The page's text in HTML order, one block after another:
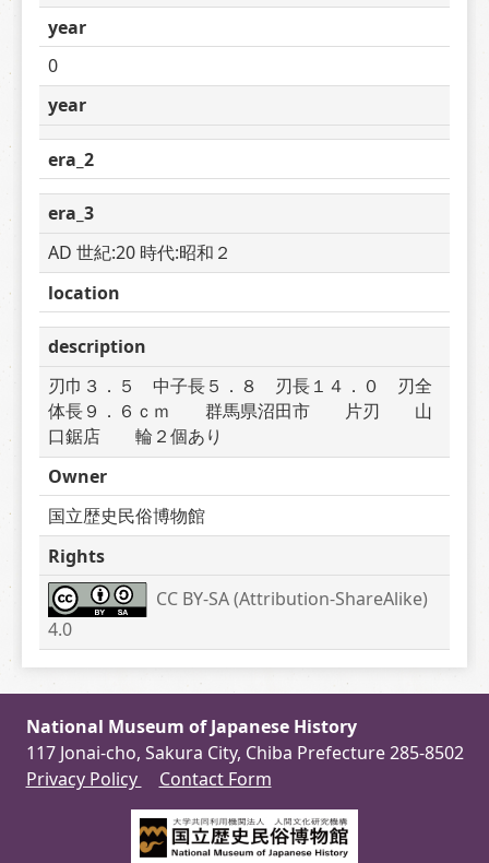
year
0
year
era_2
era_3
AD 世紀:20 時代:昭和２
location
description
刃巾３．５　中子長５．８　刃長１４．０　刃全
体長９．６ｃｍ　　群馬県沼田市　　片刃　　山
口鋸店　　輪２個あり
Owner
国立歴史民俗博物館
Rights
CC BY-SA (Attribution-ShareAlike)
4.0
National Museum of Japanese History
117 Jonai-cho, Sakura City, Chiba Prefecture 285-8502
Privacy Policy
Contact Form